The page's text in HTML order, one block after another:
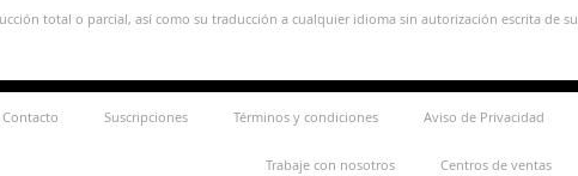
total o parcial, así como su traducción a cualquier idioma sin autorización escrita de su
Contacto Suscripciones Términos y condiciones Aviso de Privacidad
Trabaje con nosotros Centros de ventas